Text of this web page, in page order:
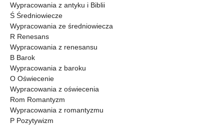
Wypracowania z antyku i Biblii
Ś Średniowiecze
Wypracowania ze średniowiecza
R Renesans
Wypracowania z renesansu
B Barok
Wypracowania z baroku
O Oświecenie
Wypracowania z oświecenia
Rom Romantyzm
Wypracowania z romantyzmu
P Pozytywizm